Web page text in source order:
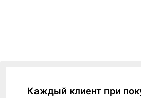
Каждый клиент при